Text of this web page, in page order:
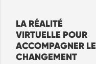
LA RÉALITÉ
VIRTUELLE POUR
ACCOMPAGNER LE
CHANGEMENT